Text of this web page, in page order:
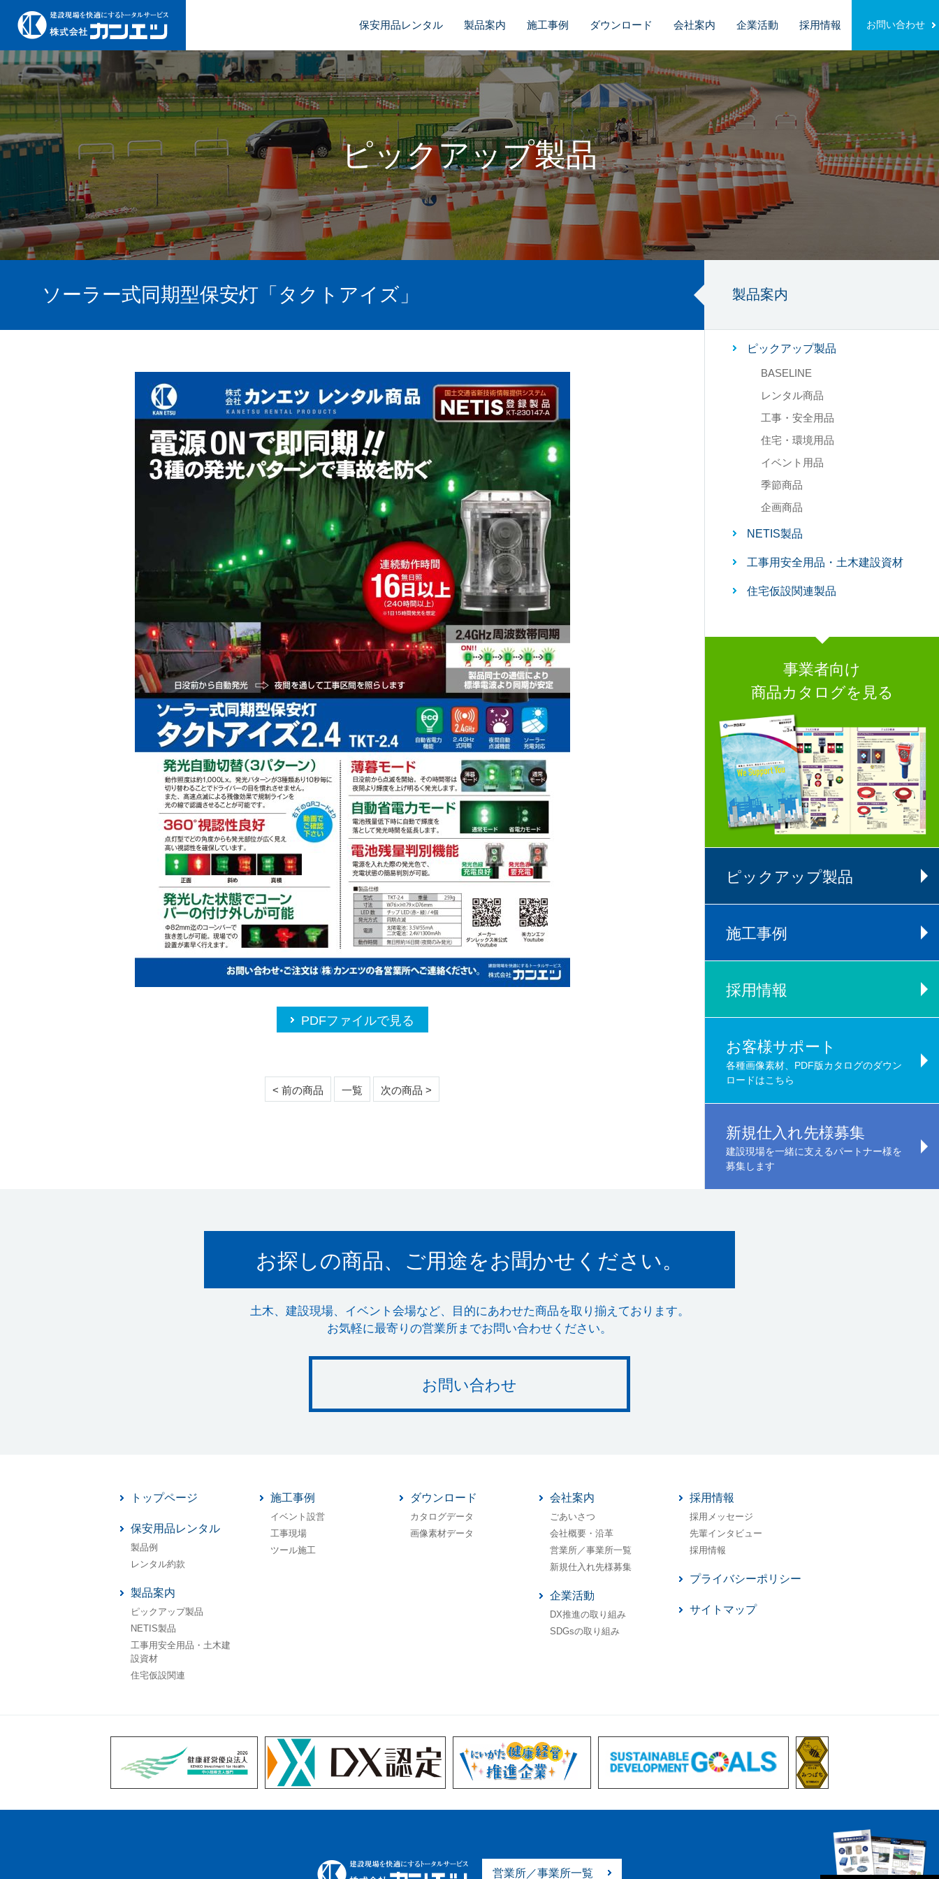
保安用品レンタル 製品案内 施工事例 ダウンロード 会社案内 企業活動 採用情報 お問い合わせ
ピックアップ製品
ソーラー式同期型保安灯「タクトアイズ」
PDFファイルで見る
< 前の商品 一覧 次の商品 >
製品案内
ピックアップ製品
BASELINE
レンタル商品
工事・安全用品
住宅・環境用品
イベント用品
季節商品
企画商品
NETIS製品
工事用安全用品・土木建設資材
住宅仮設関連製品
事業者向け
商品カタログを見る
ピックアップ製品
施工事例
採用情報
お客様サポート
各種画像素材、PDF版カタログのダウン
ロードはこちら
新規仕入れ先様募集
建設現場を一緒に支えるパートナー様を
募集します
お探しの商品、ご用途をお聞かせください。
土木、建設現場、イベント会場など、目的にあわせた商品を取り揃えております。
お気軽に最寄りの営業所までお問い合わせください。
お問い合わせ
トップページ
保安用品レンタル
製品例
レンタル約款
製品案内
ピックアップ製品
NETIS製品
工事用安全用品・土木建
設資材
住宅仮設関連
施工事例
イベント設営
工事現場
ツール施工
ダウンロード
カタログデータ
画像素材データ
会社案内
ごあいさつ
会社概要・沿革
営業所／事業所一覧
新規仕入れ先様募集
企業活動
DX推進の取り組み
SDGsの取り組み
採用情報
採用メッセージ
先輩インタビュー
採用情報
プライバシーポリシー
サイトマップ
営業所／事業所一覧